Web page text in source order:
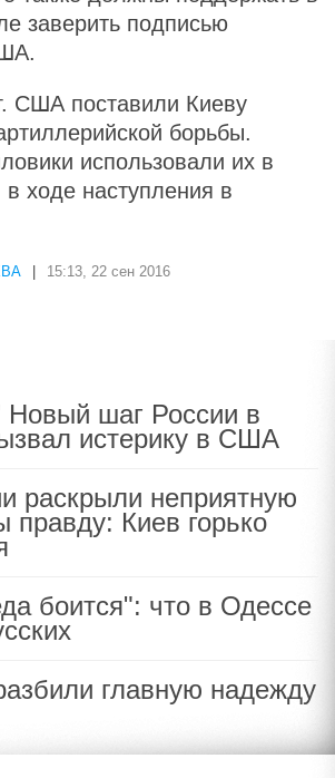
заверить подписью
США поставили Киеву
борьбы.
использовали их в
в ходе наступления в
15:13, 22 сен 2016
шаг России в
истерику в США
раскрыли неприятную
правду: Киев горько
боится": что в Одессе
главную надежду